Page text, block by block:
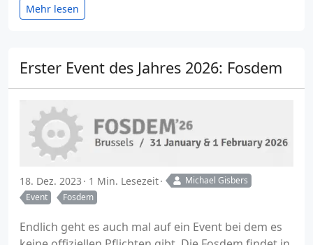
Mehr lesen
Erster Event des Jahres 2026: Fosdem
18. Dez. 2023 1 Min. Lesezeit
Michael Gisbers
Event
Fosdem
Endlich geht es auch mal auf ein Event bei dem es